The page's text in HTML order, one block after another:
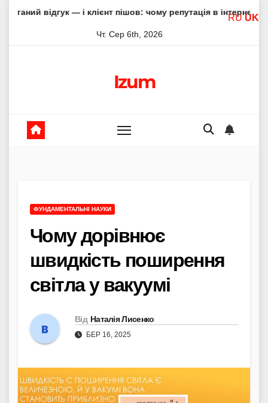
— і клієнт пішов: чому репутація в інтернеті вирішує все
Чт. Сер 6th, 2026
Izum
ФУНДАМЕНТАЛЬНІ НАУКИ
Чому дорівнює
швидкість поширення
світла у вакуумі
Від Наталія Лисенко
БЕР 16, 2025
RU UK